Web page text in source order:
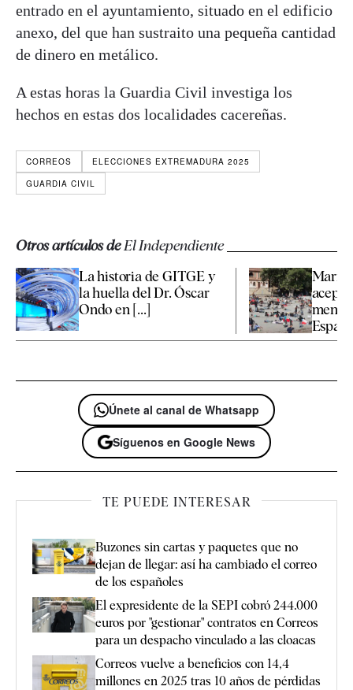
entrado en el ayuntamiento, situado en el edificio
anexo, del que han sustraito una pequeña cantidad
de dinero en metálico.
A estas horas la Guardia Civil investiga los
hechos en estas dos localidades cacereñas.
CORREOS
ELECCIONES EXTREMADURA 2025
GUARDIA CIVIL
Otros artículos deEl Independiente
La historia de GITGE y
la huella del Dr. Óscar
Ondo en [...]
Únete al canal de Whatsapp
Síguenos en Google News
TE PUEDE INTERESAR
Buzones sin cartas y paquetes que no
dejan de llegar: así ha cambiado el correo
de los españoles
El expresidente de la SEPI cobró 244.000
euros por "gestionar" contratos en Correos
para un despacho vinculado a las cloacas
Correos vuelve a beneficios con 14,4
millones en 2025 tras 10 años de pérdidas